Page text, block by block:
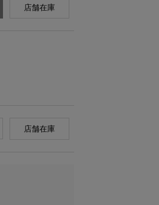
店舗在庫
店舗在庫